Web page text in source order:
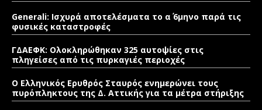
Generali: Ισχυρά αποτελέσματα το α΄ 6μηνο παρά τις
φυσικές καταστροφές
ΓΔΑΕΦΚ: Ολοκληρώθηκαν 325 αυτοψίες στις
πληγείσες από τις πυρκαγιές περιοχές
Ο Ελληνικός Ερυθρός Σταυρός ενημερώνει τους
πυρόπληκτους της Δ. Αττικής για τα μέτρα στήριξης